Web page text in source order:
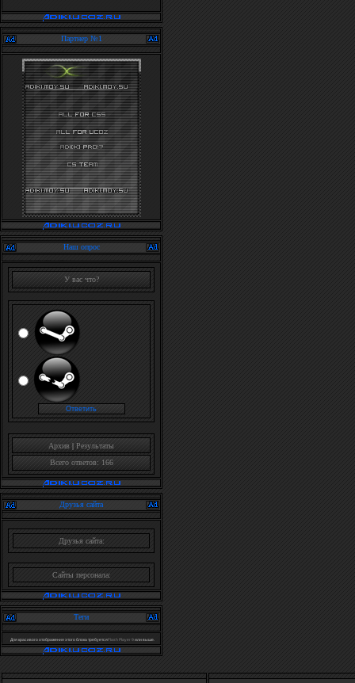
Партнер №1
Наш опрос
У вас что?
Архив | Результаты
Всего ответов: 166
Друзья сайта
Друзья сайта:
Сайты персонала:
Теги
Для красивого отображения этого блока требуетсяFlash Player 9или выше.